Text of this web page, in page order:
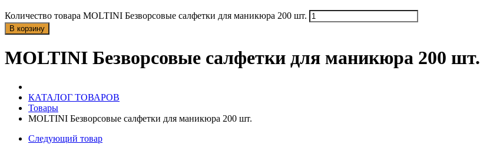
Количество товара MOLTINI Безворсовые салфетки для маникюра 200 шт.
В корзину
MOLTINI Безворсовые салфетки для маникюра 200 шт.
КАТАЛОГ ТОВАРОВ
Товары
MOLTINI Безворсовые салфетки для маникюра 200 шт.
Следующий товар